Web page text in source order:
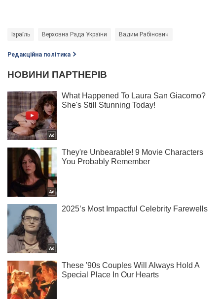
Ізраїль Верховна Рада України Вадим Рабінович
Редакційна політика